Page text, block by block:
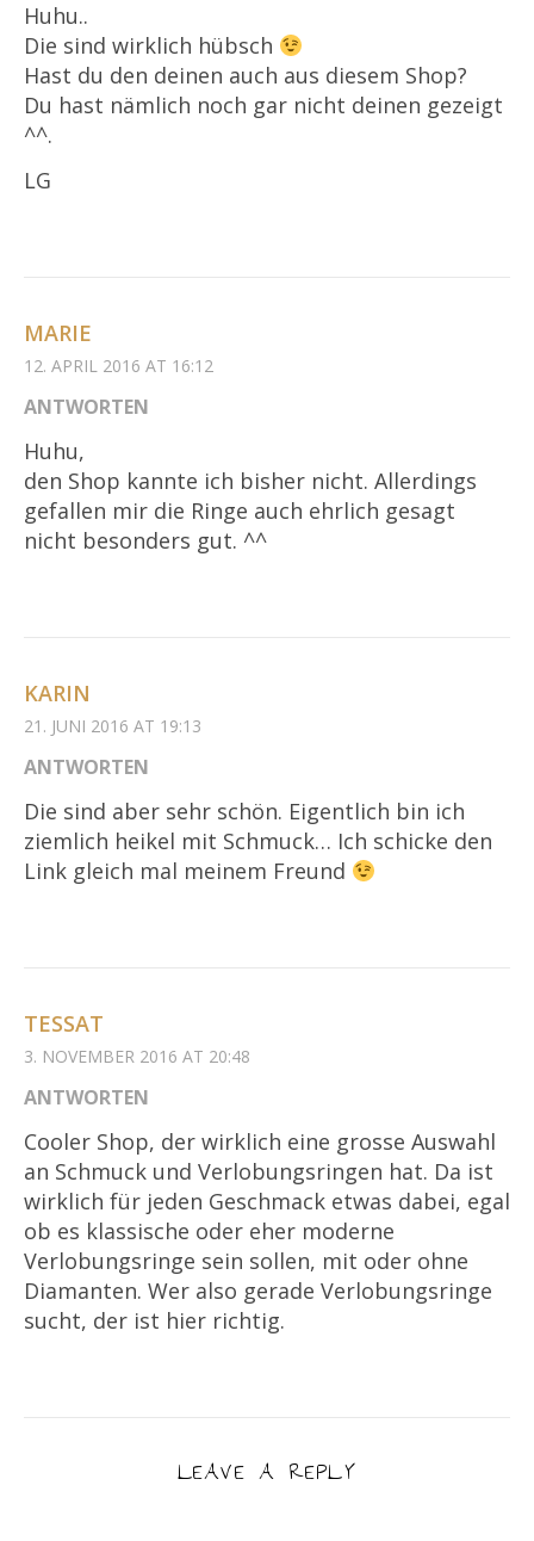
Huhu..
Die sind wirklich hübsch
Hast du den deinen auch aus diesem Shop?
Du hast nämlich noch gar nicht deinen gezeigt
^^.
LG
MARIE
12. APRIL 2016 AT 16:12
ANTWORTEN
Huhu,
den Shop kannte ich bisher nicht. Allerdings
gefallen mir die Ringe auch ehrlich gesagt
nicht besonders gut. ^^
KARIN
21. JUNI 2016 AT 19:13
ANTWORTEN
Die sind aber sehr schön. Eigentlich bin ich
ziemlich heikel mit Schmuck… Ich schicke den
Link gleich mal meinem Freund
TESSAT
3. NOVEMBER 2016 AT 20:48
ANTWORTEN
Cooler Shop, der wirklich eine grosse Auswahl
an Schmuck und Verlobungsringen hat. Da ist
wirklich für jeden Geschmack etwas dabei, egal
ob es klassische oder eher moderne
Verlobungsringe sein sollen, mit oder ohne
Diamanten. Wer also gerade Verlobungsringe
sucht, der ist hier richtig.
LEAVE A REPLY